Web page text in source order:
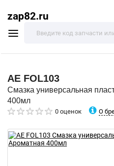
zap82.ru
AE FOL103
Смазка универсальная
400мл
0 оценок О